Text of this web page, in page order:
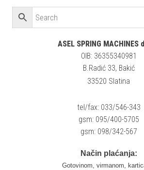
ASEL SPRING MACHINES
OIB: 36355340981
B.Radić 33, Bakić
33520 Slatina
tel/fax: 033/546-343
gsm: 095/400-5705
gsm: 098/342-567
Način plaćanja:
Gotovinom, virmanom,